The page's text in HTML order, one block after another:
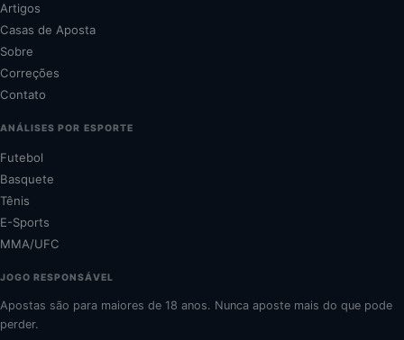
Artigos
Casas de Aposta
Sobre
Correções
Contato
ANÁLISES POR ESPORTE
Futebol
Basquete
Tênis
E-Sports
MMA/UFC
JOGO RESPONSÁVEL
Apostas são para maiores de 18 anos. Nunca aposte mais do que pode
perder.